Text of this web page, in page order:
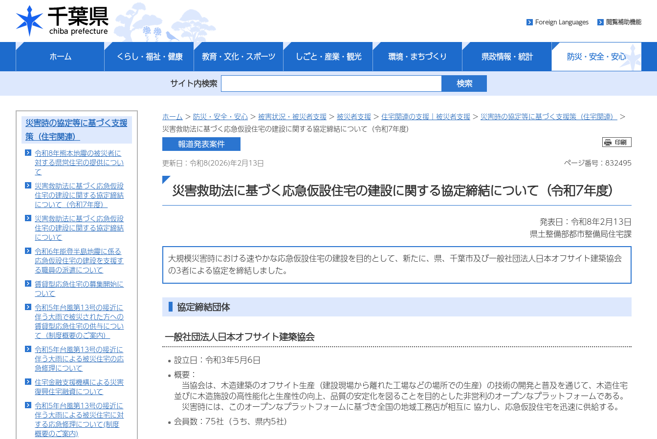
千葉県
Foreign Languages 閲覧補助機能
ホーム くらし・福祉・健康 教育・文化・スポーツ しごと・産業・観光 環境・まちづくり 県政情報・統計 防災・安全・安心
サイト内検索
災害時の協定等に基づく支援
策（住宅関連）
令和8年熊本地震の被災者に
対する県営住宅の提供につい
て
災害救助法に基づく応急仮設
住宅の建設に関する協定締結
について（令和7年度）
災害救助法に基づく応急仮設
住宅の建設に関する協定締結
について
令和6年能登半島地震に係る
応急仮設住宅の建設を支援す
る職員の派遣について
賃貸型応急住宅の募集開始に
ついて
令和5年台風第13号の接近に
伴う大雨で被災された方への
賃貸型応急住宅の供与につい
て（制度概要のご案内）
令和5年台風第13号の接近に
伴う大雨による被災住宅の応
急修理について
住宅金融支援機構による災害
復興住宅融資について
令和5年台風第13号の接近に
伴う大雨による被災住宅に対
する応急修理について(制度
概要のご案内)
ホーム > 防災・安全・安心 > 被害状況・被災者支援 > 被災者支援 > 住宅関連の支援｜被災者支援 > 災害時の協定等に基づく支援策（住宅関連）
>
災害救助法に基づく応急仮設住宅の建設に関する協定締結について（令和7年度）
更新日：令和8(2026)年2月13日 ページ番号：832495
災害救助法に基づく応急仮設住宅の建設に関する協定締結について（令和7年度）
発表日：令和8年2月13日
県土整備部都市整備局住宅課
大規模災害時における速やかな応急仮設住宅の建設を目的として、新たに、県、千葉市及び一般社団法人日本オフサイト建築協会
の3者による協定を締結しました。
協定締結団体
一般社団法人日本オフサイト建築協会
設立日：令和3年5月6日
概要：
当協会は、木造建築のオフサイト生産（建設現場から離れた工場などの場所での生産）の技術の開発と普及を通じて、木造住宅
並びに木造施設の高性能化と生産性の向上、品質の安定化を図ることを目的とした非営利のオープンなプラットフォームである。
災害時には、このオープンなプラットフォームに基づき全国の地域工務店が相互に 協力し、応急仮設住宅を迅速に供給する。
会員数：75社（うち、県内5社）